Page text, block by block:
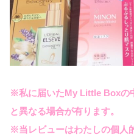
※私に届いたMy Little Boxの
と異なる場合が有ります。
※当レビューはわたしの個人